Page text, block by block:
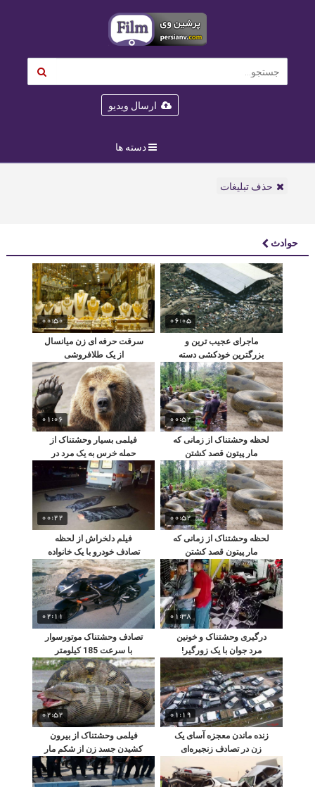
ارسال ویدیو
دسته ها
حذف تبلیغات
حوادث
06:05
ماجرای عجیب ترین و
بزرگترین خودکشی دسته
جمعی تاریخ!
00:50
سرقت حرفه ای زن میانسال
از یک طلافروشی
00:52
لحظه وحشتناک از زمانی که
مار پیتون قصد کشتن
جنگلبان را می کند!
01:06
فیلمی بسیار وحشتناک از
حمله خرس به یک مرد در
سیرک!
00:52
لحظه وحشتناک از زمانی که
مار پیتون قصد کشتن
جنگلبان را می کند!
00:22
فیلم دلخراش از لحظه
تصادف خودرو با یک خانواده
(فیلم 18+)
01:38
درگیری وحشتناک و خونین
مرد جوان با یک زورگیر!
02:11
تصادف وحشتناک موتورسوار
با سرعت 185 کیلومتر
(+14)
01:19
زنده ماندن معجزه آسای یک
زن در تصادف زنجیره‌ای
02:52
فیلمی وحشتناک از بیرون
کشیدن جسد زن از شکم مار
پیتون!